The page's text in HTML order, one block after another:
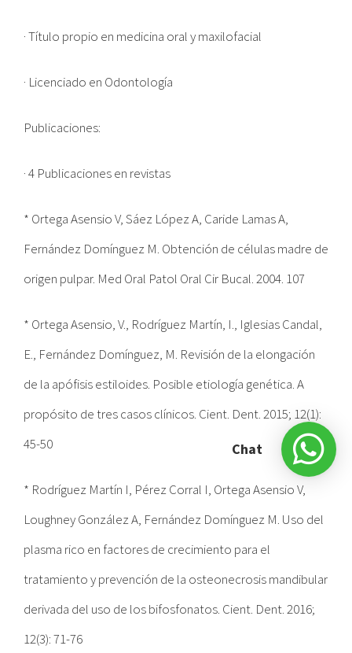
· Título propio en medicina oral y maxilofacial
· Licenciado en Odontología
Publicaciones:
· 4 Publicaciones en revistas
* Ortega Asensio V, Sáez López A, Caride Lamas A,
Fernández Domínguez M. Obtención de células madre de
origen pulpar. Med Oral Patol Oral Cir Bucal. 2004. 107
* Ortega Asensio, V., Rodríguez Martín, I., Iglesias Candal,
E., Fernández Domínguez, M. Revisión de la elongación
de la apófisis estiloides. Posible etiología genética. A
propósito de tres casos clínicos. Cient. Dent. 2015; 12(1):
45-50
* Rodríguez Martín I, Pérez Corral I, Ortega Asensio V,
Loughney González A, Fernández Domínguez M. Uso del
plasma rico en factores de crecimiento para el
tratamiento y prevención de la osteonecrosis mandibular
derivada del uso de los bifosfonatos. Cient. Dent. 2016;
12(3): 71-76
Chat